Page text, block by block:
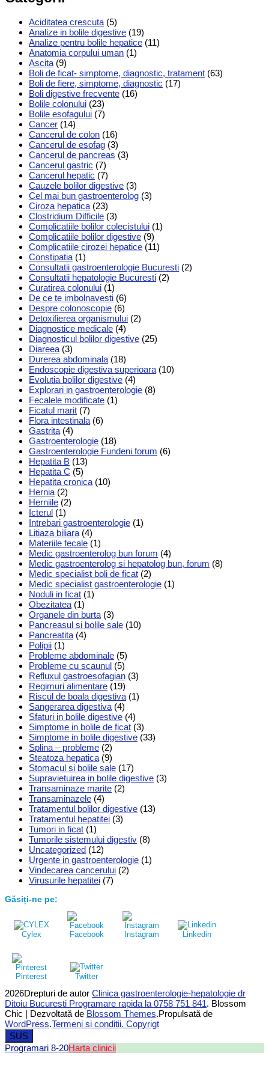
Aciditatea crescuta (5)
Analize in bolile digestive (19)
Analize pentru bolile hepatice (11)
Anatomia corpului uman (1)
Ascita (9)
Boli de ficat- simptome, diagnostic, tratament (63)
Boli de fiere, simptome, diagnostic (17)
Boli digestive frecvente (16)
Bolile colonului (23)
Bolile esofagului (7)
Cancer (14)
Cancerul de colon (16)
Cancerul de esofag (3)
Cancerul de pancreas (3)
Cancerul gastric (7)
Cancerul hepatic (7)
Cauzele bolilor digestive (3)
Cel mai bun gastroenterolog (3)
Ciroza hepatica (23)
Clostridium Difficile (3)
Complicatiile bolilor colecistului (1)
Complicatiile bolilor digestive (9)
Complicatiile cirozei hepatice (11)
Constipatia (1)
Consultatii gastroenterologie Bucuresti (2)
Consultatii hepatologie Bucuresti (2)
Curatirea colonului (1)
De ce te imbolnavesti (6)
Despre colonoscopie (6)
Detoxifierea organismului (2)
Diagnostice medicale (4)
Diagnosticul bolilor digestive (25)
Diareea (3)
Durerea abdominala (18)
Endoscopie digestiva superioara (10)
Evolutia bolilor digestive (4)
Explorari in gastroenterologie (8)
Fecalele modificate (1)
Ficatul marit (7)
Flora intestinala (6)
Gastrita (4)
Gastroenterologie (18)
Gastroenterologie Fundeni forum (6)
Hepatita B (13)
Hepatita C (5)
Hepatita cronica (10)
Hernia (2)
Herniile (2)
Icterul (1)
Intrebari gastroenterologie (1)
Litiaza biliara (4)
Materiile fecale (1)
Medic gastroenterolog bun forum (4)
Medic gastroenterolog si hepatolog bun, forum (8)
Medic specialist boli de ficat (2)
Medic specialist gastroenterologie (1)
Noduli in ficat (1)
Obezitatea (1)
Organele din burta (3)
Pancreasul si bolile sale (10)
Pancreatita (4)
Polipii (1)
Probleme abdominale (5)
Probleme cu scaunul (5)
Refluxul gastroesofagian (3)
Regimuri alimentare (19)
Riscul de boala digestiva (1)
Sangerarea digestiva (4)
Sfaturi in bolile digestive (4)
Simptome in bolile de ficat (3)
Simptome in bolile digestive (33)
Splina – probleme (2)
Steatoza hepatica (9)
Stomacul si bolile sale (17)
Supravietuirea in bolile digestive (3)
Transaminaze marite (2)
Transaminazele (4)
Tratamentul bolilor digestive (13)
Tratamentul hepatitei (3)
Tumori in ficat (1)
Tumorile sistemului digestiv (8)
Uncategorized (12)
Urgente in gastroenterologie (1)
Vindecarea cancerului (2)
Virusurile hepatitei (7)
Găsiți-ne pe:
Cylex Facebook Instagram Linkedin
Pinterest Twitter
2026Drepturi de autor Clinica gastroenterologie-hepatologie dr
Ditoiu Bucuresti Programare rapida la 0758 751 841. Blossom
Chic | Dezvoltată de Blossom Themes.Propulsată de
WordPress.Termeni si conditii. Copyrigt
SUS
Programari 8-20Harta clinicii